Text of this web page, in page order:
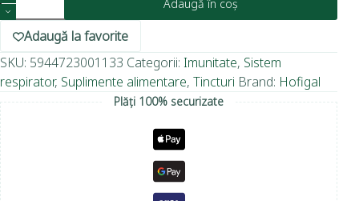
Adaugă în coș
Adaugă la favorite
SKU: 5944723001133 Categorii: Imunitate, Sistem
respirator, Suplimente alimentare, Tincturi Brand: Hofigal
Plăți 100% securizate